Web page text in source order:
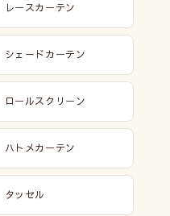
レースカーテン
シェードカーテン
ロールスクリーン
ハトメカーテン
タッセル